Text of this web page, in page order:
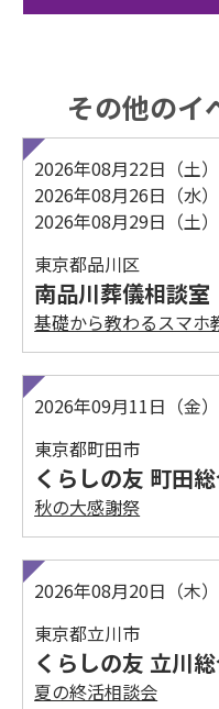
その他のイ
2026年08月22日（土）
2026年08月26日（水）
2026年08月29日（土）
東京都品川区
南品川葬儀相談室
基礎から教わるスマホ
2026年09月11日（金）
東京都町田市
くらしの友 町田
秋の大感謝祭
2026年08月20日（木）
東京都立川市
くらしの友 立川
夏の終活相談会